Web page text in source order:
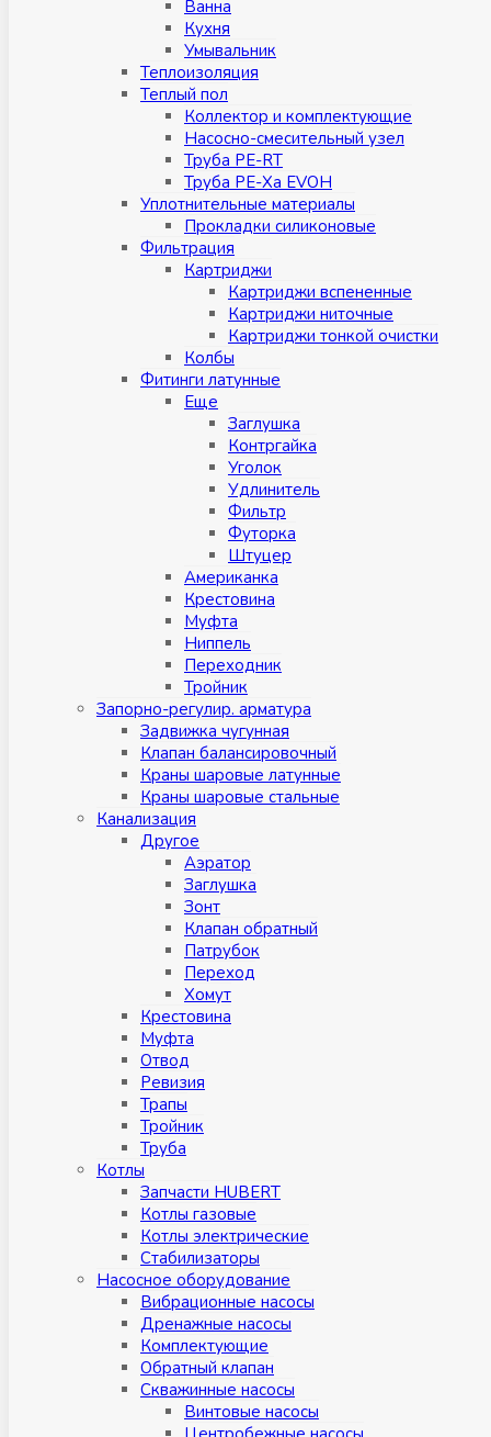
Ванна
Кухня
Умывальник
Теплоизоляция
Теплый пол
Коллектор и комплектующие
Насосно-смесительный узел
Труба PE-RT
Труба PE-Xa EVOH
Уплотнительные материалы
Прокладки силиконовые
Фильтрация
Картриджи
Картриджи вспененные
Картриджи ниточные
Картриджи тонкой очистки
Колбы
Фитинги латунные
Eщe
Заглушка
Контргайка
Уголок
Удлинитель
Фильтр
Футорка
Штуцер
Американка
Крестовина
Муфта
Ниппель
Переходник
Тройник
Запорно-регулир. арматура
Задвижка чугунная
Клапан балансировочный
Краны шаровые латунные
Краны шаровые стальные
Канализация
Другое
Аэратор
Заглушкa
Зонт
Клапан обратный
Патрубок
Переход
Хомут
Крестовина
Муфтa
Отвод
Ревизия
Трапы
Тройник
Труба
Котлы
Запчасти HUBERT
Котлы газовые
Котлы электрические
Стабилизаторы
Насосное оборудование
Вибрационные насосы
Дренажные насосы
Комплектующие
Обратный клапан
Скважинные насосы
Винтовые насосы